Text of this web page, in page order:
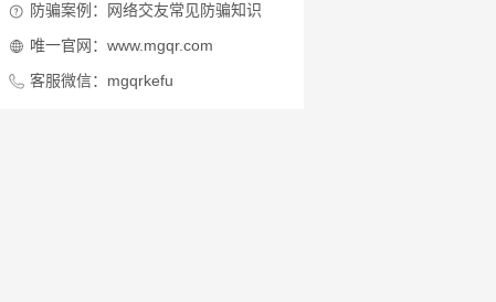
防骗案例：网络交友常见防骗知识
唯一官网：www.mgqr.com
客服微信：mgqrkefu